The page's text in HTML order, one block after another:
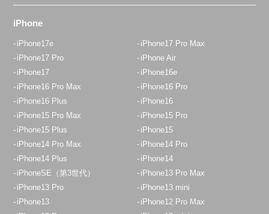
03-6903-8773
田無店
12:30~19:00 日祝18：00迄
042-438-5100
八王子店
11：00～20：00
iPhone
iPhone17e
iPhone17 Pro Max
iPhone17 Pro
iPhone Air
iPhone17
iPhone16e
iPhone16 Pro Max
iPhone16 Pro
iPhone16 Plus
iPhone16
iPhone15 Pro Max
iPhone15 Pro
iPhone15 Plus
iPhone15
iPhone14 Pro Max
iPhone14 Pro
iPhone14 Plus
iPhone14
iPhoneSE（第3世代）
iPhone13 Pro Max
iPhone13 Pro
iPhone13 mini
iPhone13
iPhone12 Pro Max